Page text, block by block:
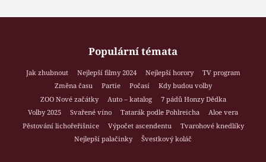
Populární témata
Jak zhubnout Nejlepší filmy 2024 Nejlepší horory
TV program
Změna času
Partie Počasí
Kdy budou volby
ZOO Nové začátky
Auto – katalog
7 pádů Honzy Dědka
Volby 2025
Svařené víno Tatarák podle Pohlreicha
Aloe vera
Pěstování lichořeřišnice
Výpočet ascendentu
Tvarohové knedlíky
Nejlepší palačinky
Švestkový koláč